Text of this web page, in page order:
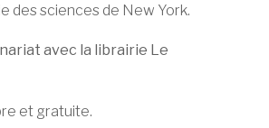
des sciences de New York.
avec la librairie Le
et gratuite.